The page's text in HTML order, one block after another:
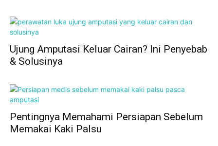
Ujung Amputasi Keluar Cairan? Ini Penyebab
& Solusinya
Pentingnya Memahami Persiapan Sebelum
Memakai Kaki Palsu